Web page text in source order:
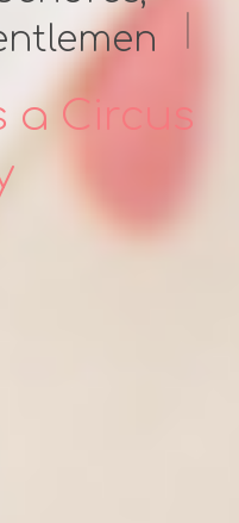
a Circus